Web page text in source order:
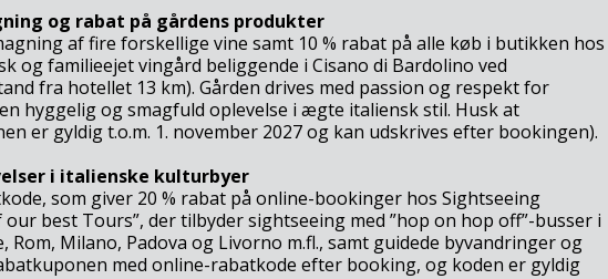
og rabat på gårdens produkter
af fire forskellige vine samt 10 % rabat på alle køb i butikken hos
og familieejet vingård beliggende i Cisano di Bardolino ved
fra hotellet 13 km). Gården drives med passion og respekt for
hyggelig og smagfuld oplevelse i ægte italiensk stil. Husk at
er gyldig t.o.m. 1. november 2027 og kan udskrives efter bookingen).
i italienske kulturbyer
som giver 20 % rabat på online-bookinger hos Sightseeing
our best Tours”, der tilbyder sightseeing med ”hop on hop off”-busser i
Rom, Milano, Padova og Livorno m.fl., samt guidede byvandringer og
med online-rabatkode efter booking, og koden er gyldig